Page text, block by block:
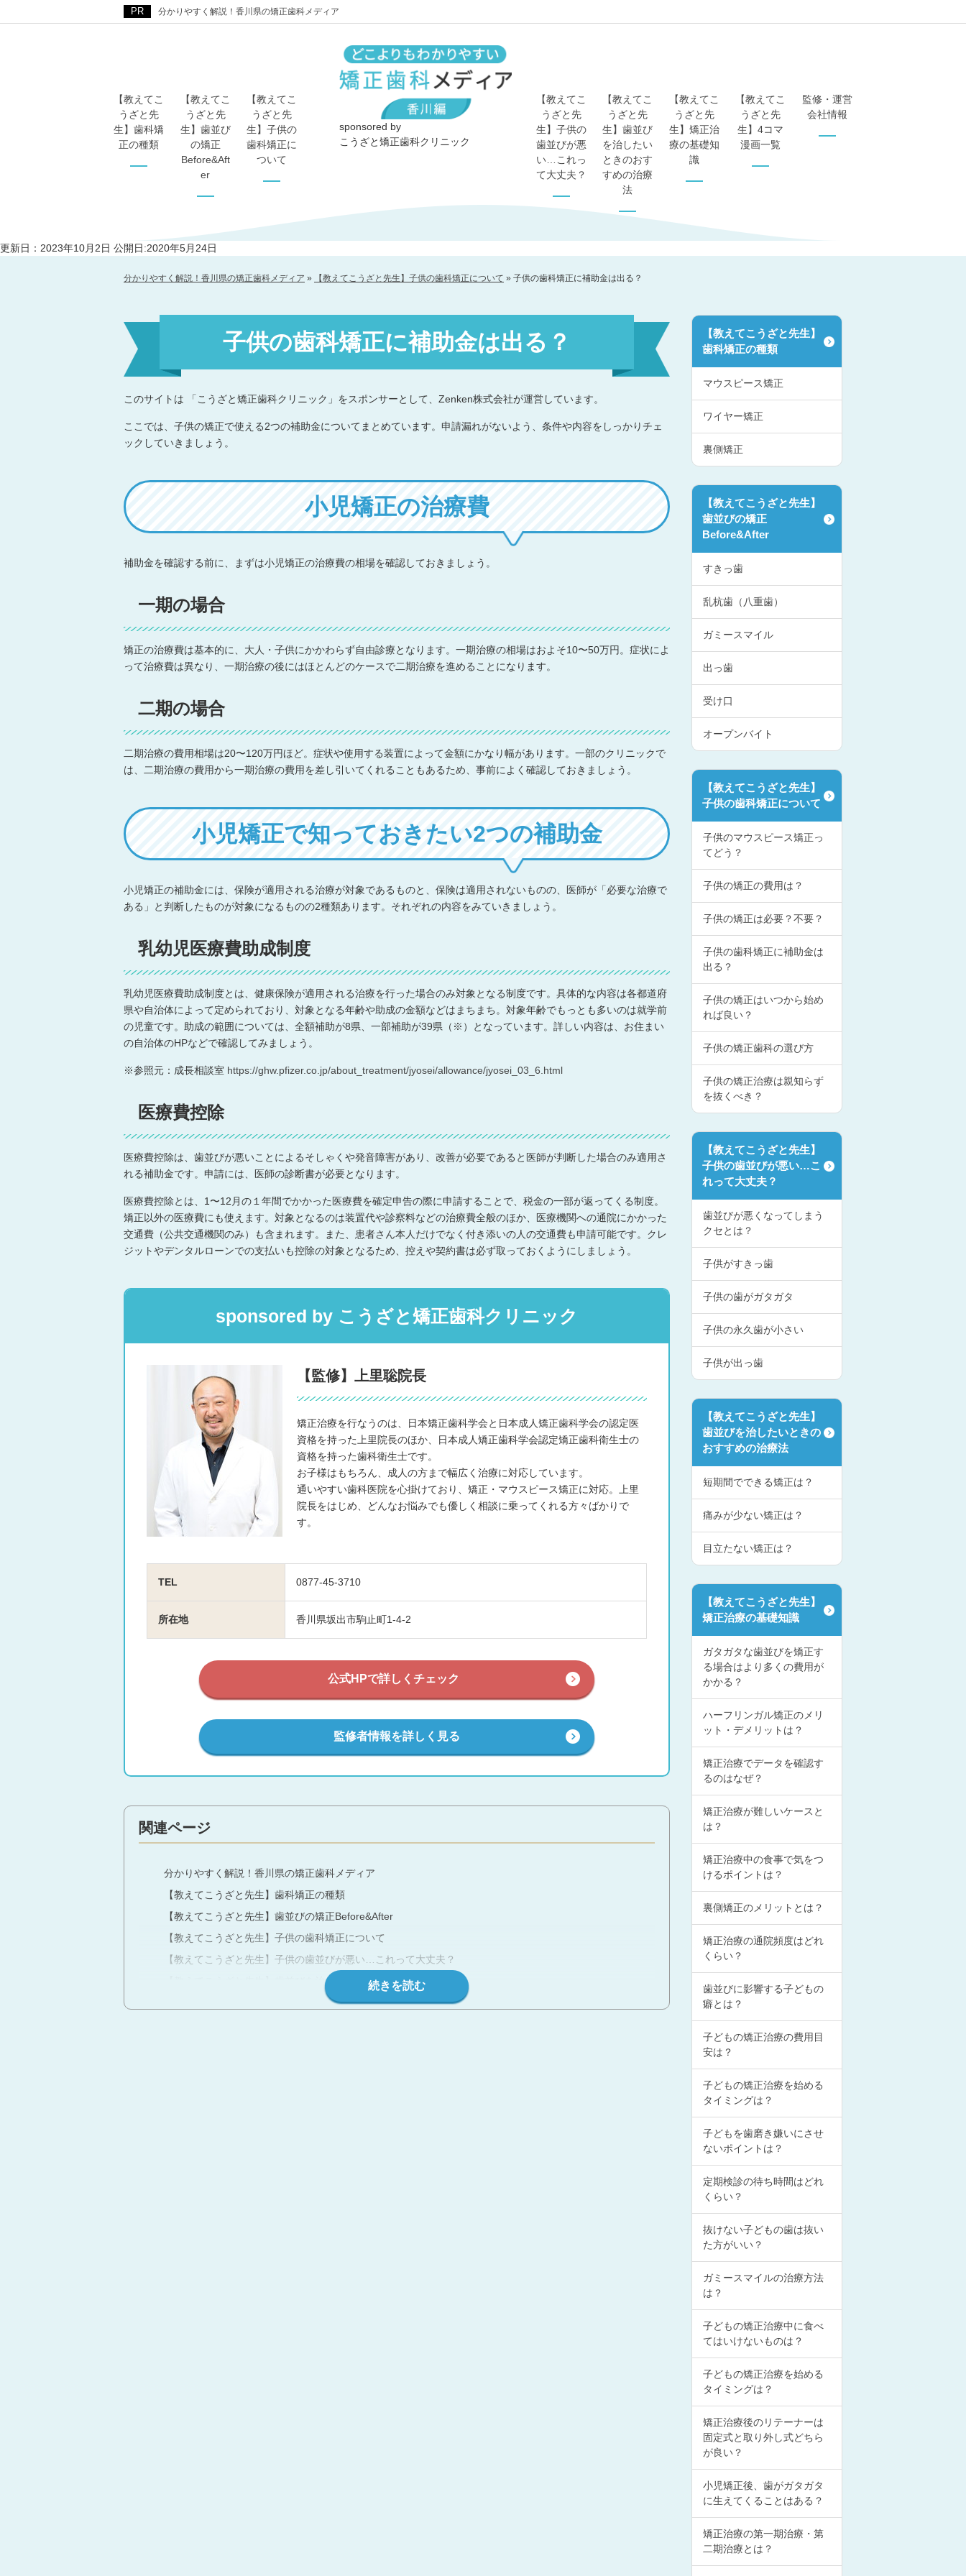
分かりやすく解説！香川県の矯正歯科メディア
sponsored by
こうざと矯正歯科クリニック
【教えてこ
うざと先
生】歯科矯
正の種類
【教えてこ
うざと先
生】歯並び
の矯正
Before&Aft
er
【教えてこ
うざと先
生】子供の
歯科矯正に
ついて
【教えてこ
うざと先
生】子供の
歯並びが悪
い…これっ
て大丈夫？
【教えてこ
うざと先
生】歯並び
を治したい
ときのおす
すめの治療
法
【教えてこ
うざと先
生】矯正治
療の基礎知
識
【教えてこ
うざと先
生】4コマ
漫画一覧
監修・運営
会社情報
更新日：2023年10月2日 公開日:2020年5月24日
分かりやすく解説！香川県の矯正歯科メディア » 【教えてこうざと先生】子供の歯科矯正について » 子供の歯科矯正に補助金は出る？
子供の歯科矯正に補助金は出る？
このサイトは 「こうざと矯正歯科クリニック」をスポンサーとして、Zenken株式会社が運営しています。
ここでは、子供の矯正で使える2つの補助金についてまとめています。申請漏れがないよう、条件や内容をしっかりチェ
ックしていきましょう。
小児矯正の治療費
補助金を確認する前に、まずは小児矯正の治療費の相場を確認しておきましょう。
一期の場合
矯正の治療費は基本的に、大人・子供にかかわらず自由診療となります。一期治療の相場はおよそ10〜50万円。症状によ
って治療費は異なり、一期治療の後にはほとんどのケースで二期治療を進めることになります。
二期の場合
二期治療の費用相場は20〜120万円ほど。症状や使用する装置によって金額にかなり幅があります。一部のクリニックで
は、二期治療の費用から一期治療の費用を差し引いてくれることもあるため、事前によく確認しておきましょう。
小児矯正で知っておきたい2つの補助金
小児矯正の補助金には、保険が適用される治療が対象であるものと、保険は適用されないものの、医師が「必要な治療で
ある」と判断したものが対象になるものの2種類あります。それぞれの内容をみていきましょう。
乳幼児医療費助成制度
乳幼児医療費助成制度とは、健康保険が適用される治療を行った場合のみ対象となる制度です。具体的な内容は各都道府
県や自治体によって定められており、対象となる年齢や助成の金額などはまちまち。対象年齢でもっとも多いのは就学前
の児童です。助成の範囲については、全額補助が8県、一部補助が39県（※）となっています。詳しい内容は、お住まい
の自治体のHPなどで確認してみましょう。
※参照元：成長相談室 https://ghw.pfizer.co.jp/about_treatment/jyosei/allowance/jyosei_03_6.html
医療費控除
医療費控除は、歯並びが悪いことによるそしゃくや発音障害があり、改善が必要であると医師が判断した場合のみ適用さ
れる補助金です。申請には、医師の診断書が必要となります。
医療費控除とは、1〜12月の１年間でかかった医療費を確定申告の際に申請することで、税金の一部が返ってくる制度。
矯正以外の医療費にも使えます。対象となるのは装置代や診察料などの治療費全般のほか、医療機関への通院にかかった
交通費（公共交通機関のみ）も含まれます。また、患者さん本人だけでなく付き添いの人の交通費も申請可能です。クレ
ジットやデンタルローンでの支払いも控除の対象となるため、控えや契約書は必ず取っておくようにしましょう。
sponsored by こうざと矯正歯科クリニック
【監修】上里聡院長
矯正治療を行なうのは、日本矯正歯科学会と日本成人矯正歯科学会の認定医
資格を持った上里院長のほか、日本成人矯正歯科学会認定矯正歯科衛生士の
資格を持った歯科衛生士です。
お子様はもちろん、成人の方まで幅広く治療に対応しています。
通いやすい歯科医院を心掛けており、矯正・マウスピース矯正に対応。上里
院長をはじめ、どんなお悩みでも優しく相談に乗ってくれる方々ばかりで
す。
TEL 0877-45-3710
所在地 香川県坂出市駒止町1-4-2
公式HPで詳しくチェック
監修者情報を詳しく見る
関連ページ
分かりやすく解説！香川県の矯正歯科メディア
【教えてこうざと先生】歯科矯正の種類
【教えてこうざと先生】歯並びの矯正Before&After
【教えてこうざと先生】子供の歯科矯正について
【教えてこうざと先生】子供の歯並びが悪い…これって大丈夫？
【教えてこうざと先生】歯並びを治したいときのおすすめの治療法
【教えてこうざと先生】矯正治療の基礎知識
【教えてこうざと先生】
歯科矯正の種類
マウスピース矯正
ワイヤー矯正
裏側矯正
【教えてこうざと先生】
歯並びの矯正
Before&After
すきっ歯
乱杭歯（八重歯）
ガミースマイル
出っ歯
受け口
オープンバイト
【教えてこうざと先生】
子供の歯科矯正について
子供のマウスピース矯正っ
てどう？
子供の矯正の費用は？
子供の矯正は必要？不要？
子供の歯科矯正に補助金は
出る？
子供の矯正はいつから始め
れば良い？
子供の矯正歯科の選び方
子供の矯正治療は親知らず
を抜くべき？
【教えてこうざと先生】
子供の歯並びが悪い…こ
れって大丈夫？
歯並びが悪くなってしまう
クセとは？
子供がすきっ歯
子供の歯がガタガタ
子供の永久歯が小さい
子供が出っ歯
【教えてこうざと先生】
歯並びを治したいときの
おすすめの治療法
短期間でできる矯正は？
痛みが少ない矯正は？
目立たない矯正は？
【教えてこうざと先生】
矯正治療の基礎知識
ガタガタな歯並びを矯正す
る場合はより多くの費用が
かかる？
ハーフリンガル矯正のメリ
ット・デメリットは？
矯正治療でデータを確認す
るのはなぜ？
矯正治療が難しいケースと
は？
矯正治療中の食事で気をつ
けるポイントは？
裏側矯正のメリットとは？
矯正治療の通院頻度はどれ
くらい？
歯並びに影響する子どもの
癖とは？
子どもの矯正治療の費用目
安は？
子どもの矯正治療を始める
タイミングは？
子どもを歯磨き嫌いにさせ
ないポイントは？
定期検診の待ち時間はどれ
くらい？
抜けない子どもの歯は抜い
た方がいい？
ガミースマイルの治療方法
は？
子どもの矯正治療中に食べ
てはいけないものは？
子どもの矯正治療を始める
タイミングは？
矯正治療後のリテーナーは
固定式と取り外し式どちら
が良い？
小児矯正後、歯がガタガタ
に生えてくることはある？
矯正治療の第一期治療・第
二期治療とは？